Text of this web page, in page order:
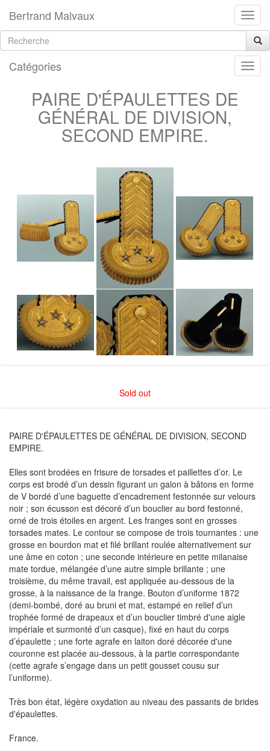
Bertrand Malvaux
Catégories
PAIRE D'ÉPAULETTES DE
GÉNÉRAL DE DIVISION,
SECOND EMPIRE.
Sold out
PAIRE D'ÉPAULETTES DE GÉNÉRAL DE DIVISION, SECOND
EMPIRE.
Elles sont brodées en frisure de torsades et paillettes d’or. Le
corps est brodé d’un dessin figurant un galon à bâtons en forme
de V bordé d’une baguette d’encadrement festonnée sur velours
noir ; son écusson est décoré d’un bouclier au bord festonné,
orné de trois étoiles en argent. Les franges sont en grosses
torsades mates. Le contour se compose de trois tournantes : une
grosse en bourdon mat et filé brillant roulée alternativement sur
une âme en coton ; une seconde intérieure en petite milanaise
mate tordue, mélangée d’une autre simple brillante ; une
troisième, du même travail, est appliquée au-dessous de la
grosse, à la naissance de la frange. Bouton d’uniforme 1872
(demi-bombé, doré au bruni et mat, estampé en relief d’un
trophée formé de drapeaux et d’un bouclier timbré d'une aigle
impériale et surmonté d’un casque), fixé en haut du corps
d’épaulette ; une forte agrafe en laiton doré décorée d'une
couronne est placée au-dessous, à la partie correspondante
(cette agrafe s’engage dans un petit gousset cousu sur
l’uniforme).
Très bon état, légère oxydation au niveau des passants de brides
d'épaulettes.
France.